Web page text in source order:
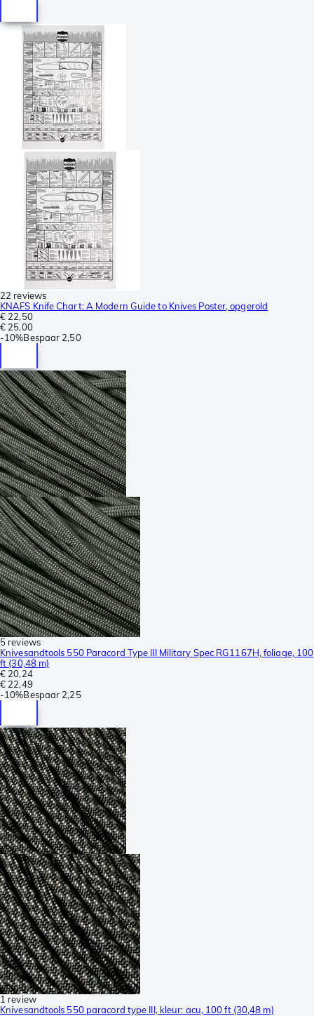
22 reviews
KNAFS Knife Chart: A Modern Guide to Knives Poster, opgerold
€ 22,50
€ 25,00
-10%Bespaar 2,50
5 reviews
Knivesandtools 550 Paracord Type III Military Spec RG1167H, foliage, 100
ft (30,48 m)
€ 20,24
€ 22,49
-10%Bespaar 2,25
1 review
Knivesandtools 550 paracord type III, kleur: acu, 100 ft (30,48 m)